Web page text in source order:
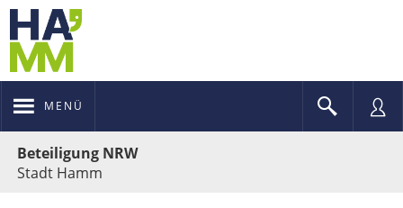
MENÜ
Beteiligung NRW
Stadt Hamm